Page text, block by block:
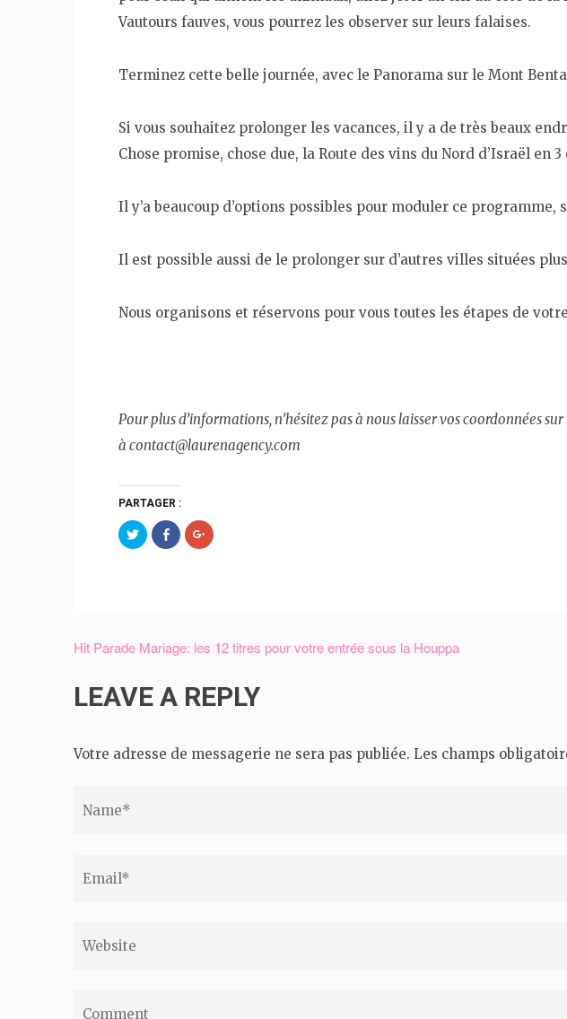
Vautours fauves, vous pourrez les observer sur leurs falaises.
Terminez cette belle journée, avec le Panorama sur le Mont
Si vous souhaitez prolonger les vacances, il y a de très beaux
Chose promise, chose due, la Route des vins du Nord d’Israël en 3
Il y’a beaucoup d’options possibles pour moduler ce
Il est possible aussi de le prolonger sur d’autres villes situées
Nous organisons et réservons pour vous toutes les étapes de
Pour plus d’informations, n’hésitez pas à nous laisser vos coordonnées
à contact@laurenagency.com
PARTAGER :
Partager
sur
Twitter(ouvre
Partager
sur
Facebook(ouvre
Cliquez
pour
Navigation
de
Hit Parade Mariage: les 12 titres pour votre entrée sous la Houppa
LEAVE A REPLY
Votre adresse de messagerie ne sera pas publiée. Les champs